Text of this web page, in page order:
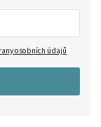
osobních údajů